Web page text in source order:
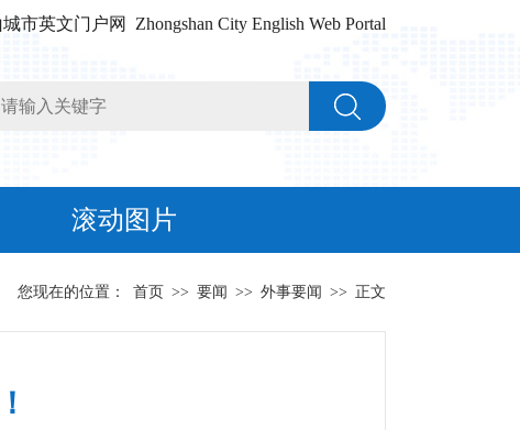
市英文门户网 Zhongshan City English Web Portal
滚动图片
您现在的位置： 首页 >> 要闻 >> 外事要闻 >> 正文